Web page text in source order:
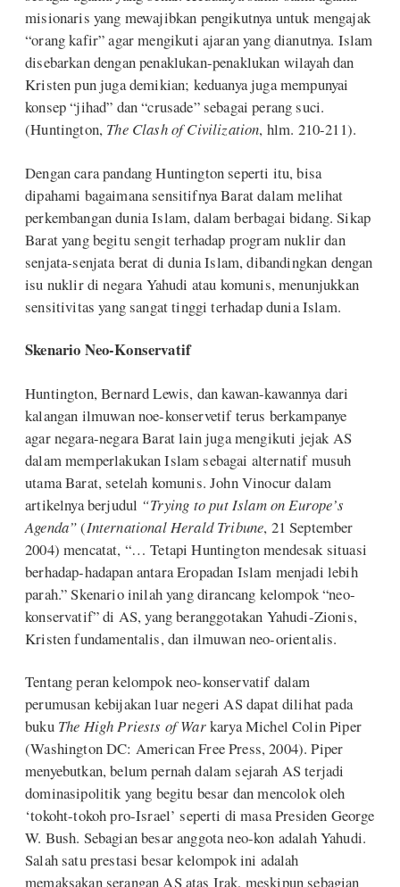
misionaris yang mewajibkan pengikutnya untuk mengajak
“orang kafir” agar mengikuti ajaran yang dianutnya. Islam
disebarkan dengan penaklukan-penaklukan wilayah dan
Kristen pun juga demikian; keduanya juga mempunyai
konsep “jihad” dan “crusade” sebagai perang suci.
(Huntington, The Clash of Civilization, hlm. 210-211).
Dengan cara pandang Huntington seperti itu, bisa
dipahami bagaimana sensitifnya Barat dalam melihat
perkembangan dunia Islam, dalam berbagai bidang. Sikap
Barat yang begitu sengit terhadap program nuklir dan
senjata-senjata berat di dunia Islam, dibandingkan dengan
isu nuklir di negara Yahudi atau komunis, menunjukkan
sensitivitas yang sangat tinggi terhadap dunia Islam.
Skenario Neo-Konservatif
Huntington, Bernard Lewis, dan kawan-kawannya dari
kalangan ilmuwan noe-konservetif terus berkampanye
agar negara-negara Barat lain juga mengikuti jejak AS
dalam memperlakukan Islam sebagai alternatif musuh
utama Barat, setelah komunis. John Vinocur dalam
artikelnya berjudul “Trying to put Islam on Europe’s
Agenda”(International Herald Tribune, 21 September
2004) mencatat, “… Tetapi Huntington mendesak situasi
berhadap-hadapan antara Eropadan Islam menjadi lebih
parah.” Skenario inilah yang dirancang kelompok “neo-
konservatif” di AS, yang beranggotakan Yahudi-Zionis,
Kristen fundamentalis, dan ilmuwan neo-orientalis.
Tentang peran kelompok neo-konservatif dalam
perumusan kebijakan luar negeri AS dapat dilihat pada
buku The High Priests of Warkarya Michel Colin Piper
(Washington DC: American Free Press, 2004). Piper
menyebutkan, belum pernah dalam sejarah AS terjadi
dominasipolitik yang begitu besar dan mencolok oleh
‘tokoht-tokoh pro-Israel’ seperti di masa Presiden George
W. Bush. Sebagian besar anggota neo-kon adalah Yahudi.
Salah satu prestasi besar kelompok ini adalah
memaksakan serangan AS atas Irak, meskipun sebagian